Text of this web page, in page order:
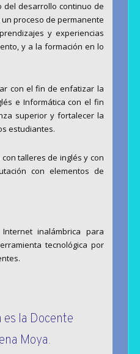
del desarrollo continuo de
proceso de permanente
y experiencias
y a la formación en lo
con el fin de enfatizar la
e Informática con el fin
superior y fortalecer la
estudiantes.
talleres de inglés y con
con elementos de
inalámbrica para
tecnológica por
la Docente
Moya.